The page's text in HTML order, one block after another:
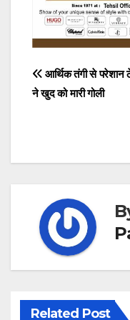
Post
आर्थिक तंगी से परेशान
ने खुद को मारी गोली
Related Post